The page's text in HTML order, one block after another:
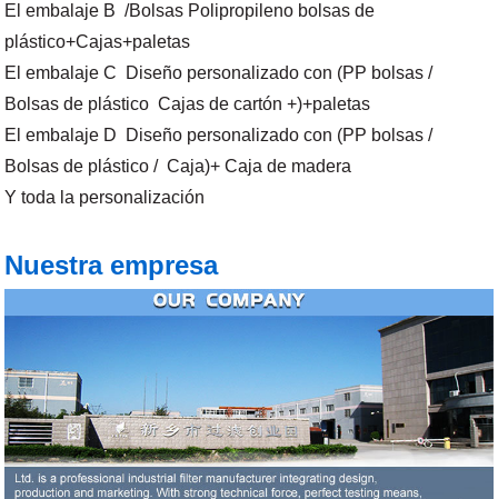
El embalaje B /Bolsas Polipropileno bolsas de
plástico+Cajas+paletas
El embalaje C Diseño personalizado con (PP bolsas /
Bolsas de plástico Cajas de cartón +)+paletas
El embalaje D Diseño personalizado con (PP bolsas /
Bolsas de plástico / Caja)+ Caja de madera
Y toda la personalización
Nuestra empresa